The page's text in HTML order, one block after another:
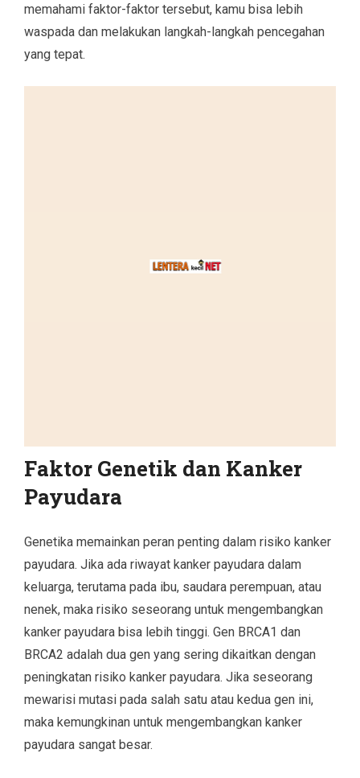
memahami faktor-faktor tersebut, kamu bisa lebih
waspada dan melakukan langkah-langkah pencegahan
yang tepat.
Faktor Genetik dan Kanker
Payudara
Genetika memainkan peran penting dalam risiko kanker
payudara. Jika ada riwayat kanker payudara dalam
keluarga, terutama pada ibu, saudara perempuan, atau
nenek, maka risiko seseorang untuk mengembangkan
kanker payudara bisa lebih tinggi. Gen BRCA1 dan
BRCA2 adalah dua gen yang sering dikaitkan dengan
peningkatan risiko kanker payudara. Jika seseorang
mewarisi mutasi pada salah satu atau kedua gen ini,
maka kemungkinan untuk mengembangkan kanker
payudara sangat besar.